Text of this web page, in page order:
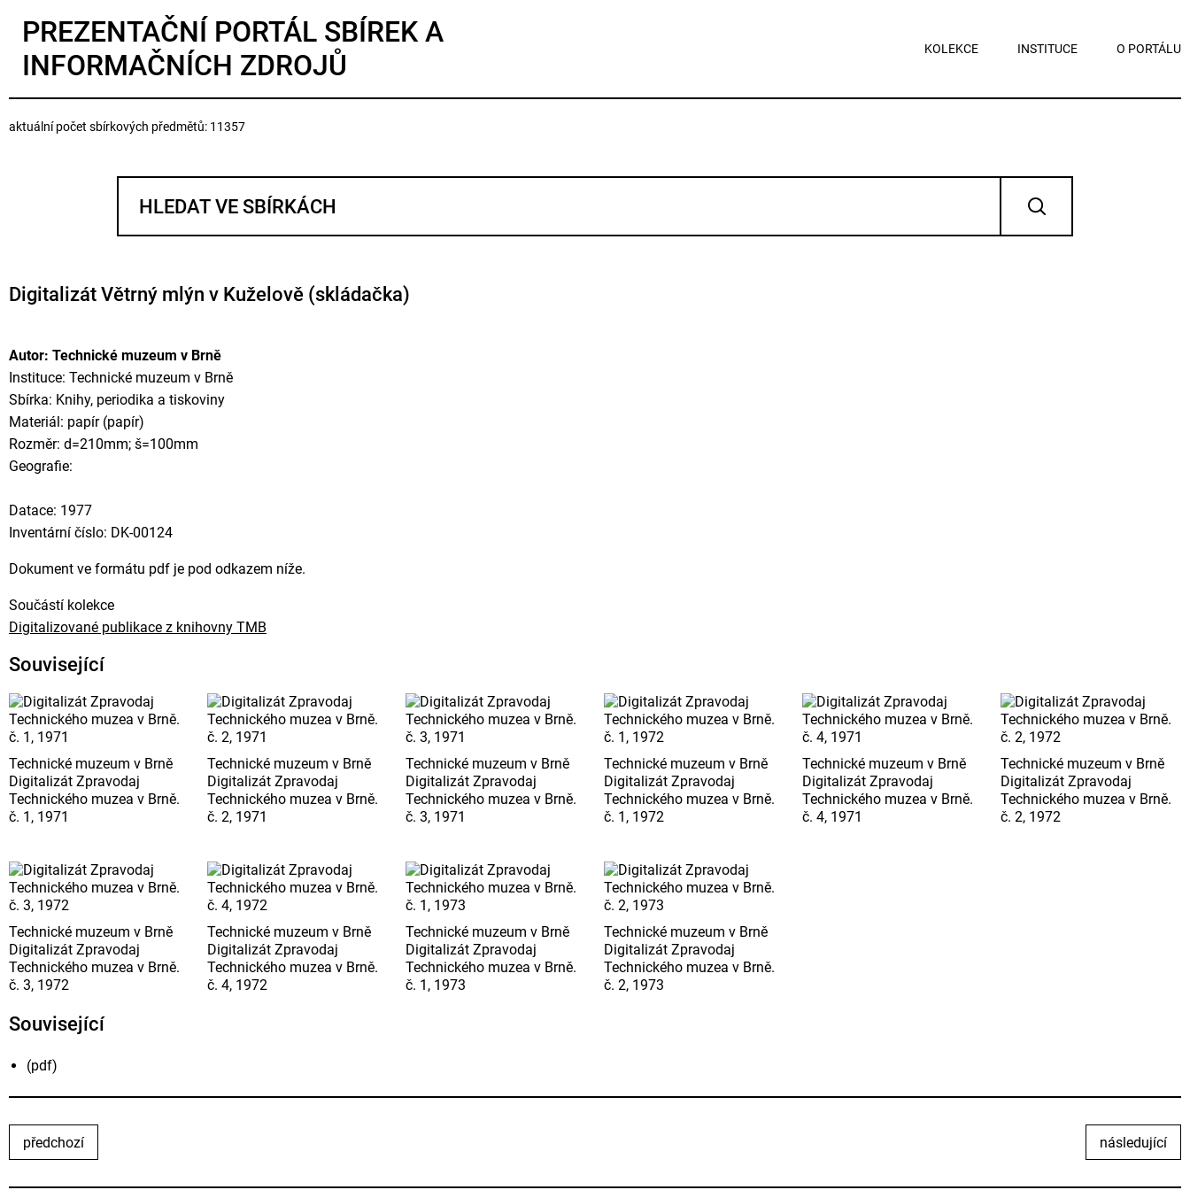
PREZENTAČNÍ PORTÁL SBÍREK A
INFORMAČNÍCH ZDROJŮ
KOLEKCE INSTITUCE O PORTÁLU
aktuální počet sbírkových předmětů: 11357
Digitalizát Větrný mlýn v Kuželově (skládačka)
Autor: Technické muzeum v Brně
Instituce: Technické muzeum v Brně
Sbírka: Knihy, periodika a tiskoviny
Materiál: papír (papír)
Rozměr: d=210mm; š=100mm
Geografie:
Datace: 1977
Inventární číslo: DK-00124
Dokument ve formátu pdf je pod odkazem níže.
Součástí kolekce
Digitalizované publikace z knihovny TMB
Související
Technické muzeum v Brně
Digitalizát Zpravodaj
Technického muzea v Brně.
č. 1, 1971
Technické muzeum v Brně
Digitalizát Zpravodaj
Technického muzea v Brně.
č. 2, 1971
Technické muzeum v Brně
Digitalizát Zpravodaj
Technického muzea v Brně.
č. 3, 1971
Technické muzeum v Brně
Digitalizát Zpravodaj
Technického muzea v Brně.
č. 1, 1972
Technické muzeum v Brně
Digitalizát Zpravodaj
Technického muzea v Brně.
č. 4, 1971
Technické muzeum v Brně
Digitalizát Zpravodaj
Technického muzea v Brně.
č. 2, 1972
Technické muzeum v Brně
Digitalizát Zpravodaj
Technického muzea v Brně.
č. 3, 1972
Technické muzeum v Brně
Digitalizát Zpravodaj
Technického muzea v Brně.
č. 4, 1972
Technické muzeum v Brně
Digitalizát Zpravodaj
Technického muzea v Brně.
č. 1, 1973
Technické muzeum v Brně
Digitalizát Zpravodaj
Technického muzea v Brně.
č. 2, 1973
Související
(pdf)
předchozí následující